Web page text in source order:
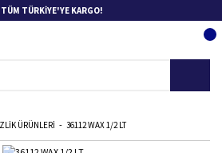
TÜM TÜRKİYE'YE KARGO!
ÜRÜNLERİ 36112 WAX 1/2 LT